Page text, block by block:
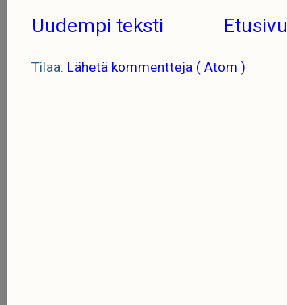
Uudempi teksti Etusivu
Tilaa: Lähetä kommentteja ( Atom )